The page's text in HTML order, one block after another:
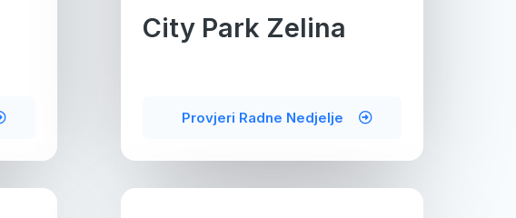
City Park Zelina
Provjeri Radne Nedjelje